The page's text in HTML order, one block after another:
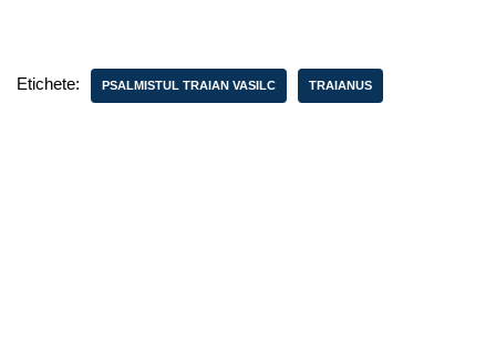
Etichete: PSALMISTUL TRAIAN VASILC TRAIANUS